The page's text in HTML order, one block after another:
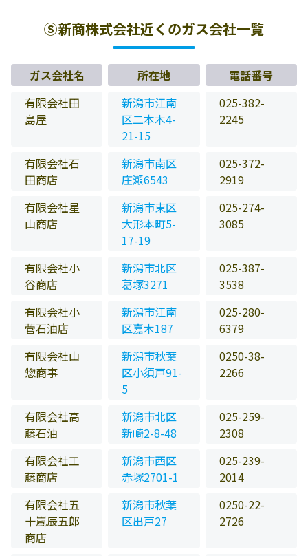
Ⓢ新商株式会社近くのガス会社一覧
ガス会社名 所在地
電話番号
有限会社田
島屋
新潟市江南
区二本木4-
21-15
025-382-
2245
有限会社石
田商店
新潟市南区
庄瀬6543
025-372-
2919
有限会社星
山商店
新潟市東区
大形本町5-
17-19
025-274-
3085
有限会社小
谷商店
新潟市北区
葛塚3271
025-387-
3538
有限会社小
菅石油店
新潟市江南
区嘉木187
025-280-
6379
有限会社山
惣商事
新潟市秋葉
区小須戸91-
5
0250-38-
2266
有限会社高
藤石油
新潟市北区
新崎2-8-48
025-259-
2308
有限会社工
藤商店
新潟市西区
赤塚2701-1
025-239-
2014
有限会社五
十嵐辰五郎
商店
新潟市秋葉
区出戸27
0250-22-
2726